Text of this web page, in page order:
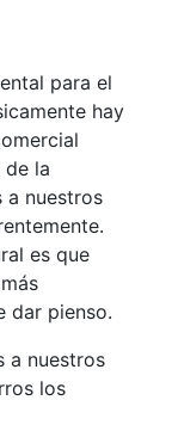
para el
hay
la
a nuestros
es que
dar pienso.
a nuestros
los